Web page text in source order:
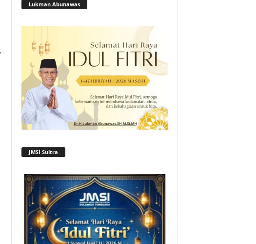
Lukman Abunawas
JMSI Sultra